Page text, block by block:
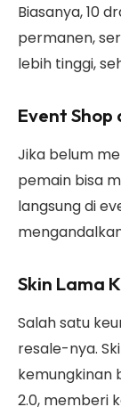
Biasanya, 10
permanen,
lebih tinggi,
Event Shop
Jika belum
pemain bisa
langsung di
Skin Lama
Salah satu
resale-nya.
kemungkinan
2.0, memberi